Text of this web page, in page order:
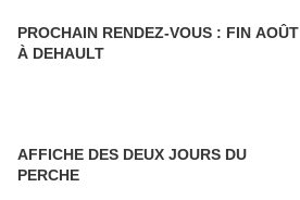
PROCHAIN RENDEZ-VOUS : FIN AOÛT
À DEHAULT
AFFICHE DES DEUX JOURS DU
PERCHE